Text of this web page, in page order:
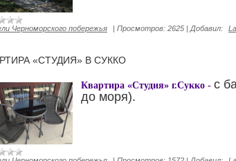
Черноморского побережья | Просмотров: 2625 | Добавил:
«СТУДИЯ» В СУККО
Квартира «Студия» г.Сукко - с
до моря).